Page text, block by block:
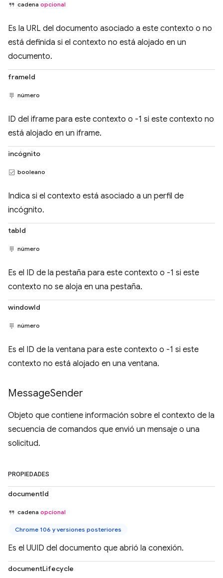
cadena opcional
Es la URL del documento asociado a este contexto o no
está definida si el contexto no está alojado en un
documento.
frameId
número
ID del iframe para este contexto o -1 si este contexto no
está alojado en un iframe.
incógnito
booleano
Indica si el contexto está asociado a un perfil de
incógnito.
tabId
número
Es el ID de la pestaña para este contexto o -1 si este
contexto no se aloja en una pestaña.
windowId
número
Es el ID de la ventana para este contexto o -1 si este
contexto no está alojado en una ventana.
MessageSender
Objeto que contiene información sobre el contexto de la
secuencia de comandos que envió un mensaje o una
solicitud.
PROPIEDADES
documentId
cadena opcional
Chrome 106 y versiones posteriores
Es el UUID del documento que abrió la conexión.
documentLifecycle